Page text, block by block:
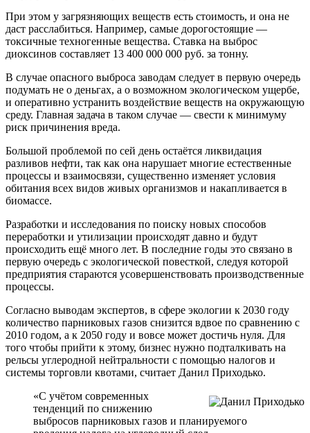
При этом у загрязняющих веществ есть стоимость, и она не
даст расслабиться. Например, самые дорогостоящие —
токсичные техногенные вещества. Ставка на выброс
диоксинов составляет 13 400 000 000 руб. за тонну.
В случае опасного выброса заводам следует в первую очередь
подумать не о деньгах, а о возможном экологическом ущербе,
и оперативно устранить воздействие веществ на окружающую
среду. Главная задача в таком случае — свести к минимуму
риск причинения вреда.
Большой проблемой по сей день остаётся ликвидация
разливов нефти, так как она нарушает многие естественные
процессы и взаимосвязи, существенно изменяет условия
обитания всех видов живых организмов и накапливается в
биомассе.
Разработки и исследования по поиску новых способов
переработки и утилизации происходят давно и будут
происходить ещё много лет. В последние годы это связано в
первую очередь с экологической повесткой, следуя которой
предприятия стараются усовершенствовать производственные
процессы.
Согласно выводам экспертов, в сфере экологии к 2030 году
количество парниковых газов снизится вдвое по сравнению с
2010 годом, а к 2050 году и вовсе может достичь нуля. Для
того чтобы прийти к этому, бизнес нужно подталкивать на
рельсы углеродной нейтральности с помощью налогов и
системы торговли квотами, считает Данил Приходько.
«С учётом современных
тенденций по снижению
выбросов парниковых газов и планируемого